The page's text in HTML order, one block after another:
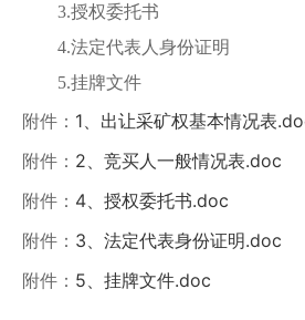
3.授权委托书
4.法定代表人身份证明
5.挂牌文件
附件： 1、出让采矿权基本情况表
附件： 2、竞买人一般情况表.doc
附件： 4、授权委托书.doc
附件： 3、法定代表身份证明.doc
附件： 5、挂牌文件.doc